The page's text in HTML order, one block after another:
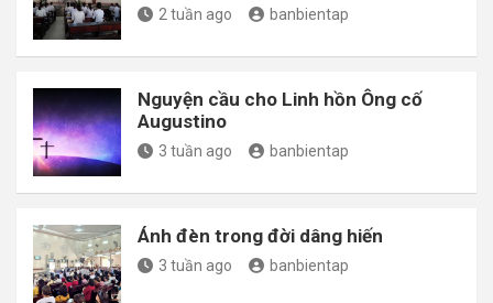
2 tuần ago banbientap
Nguyện cầu cho Linh hồn Ông cố
Augustino
3 tuần ago banbientap
Ánh đèn trong đời dâng hiến
3 tuần ago banbientap